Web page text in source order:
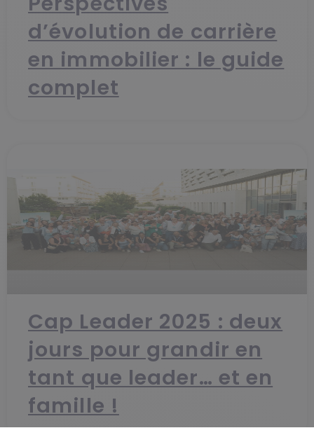
d’évolution de carrière
en immobilier : le guide
complet
Cap Leader 2025 : deux
jours pour grandir en
tant que leader… et en
famille !